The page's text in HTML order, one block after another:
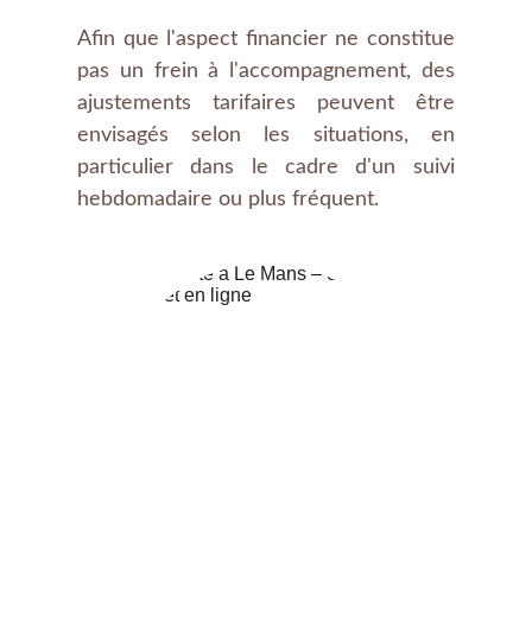
Afin que l'aspect financier ne constitue
pas un frein à l'accompagnement, des
ajustements tarifaires peuvent être
envisagés selon les situations, en
particulier dans le cadre d'un suivi
hebdomadaire ou plus fréquent.